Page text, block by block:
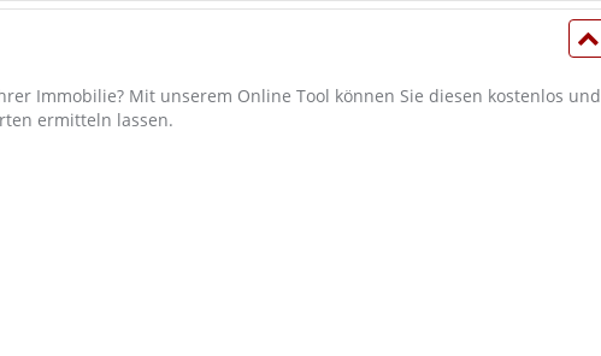
Immobilie? Mit unserem Online Tool können Sie diesen kostenlos und
ermitteln lassen.